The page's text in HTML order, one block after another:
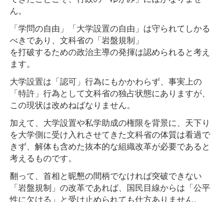
ん。
「学問の自由」「大学設置の自由」は守られてしかる
べきであり、文科省の「岩盤規制」
を打破するための政治主導の発揮は認められると考え
ます。
大学設置は「認可」行為にもかかわらず、事実上の
「特許」行為として文科省の独占状態にありますが、
この現状は改めねばなりません。
加えて、大学設置や私学助成の権限を背景に、天下り
を大学側に受け入れさせてきた文科省の体質は看過で
きず、解体も含めた抜本的な組織改革が必要であると
考えるものです。
翻って、首相と昵懇の間柄でなければ突破できない
「岩盤規制」の改革であれば、国民目線からは「公平
性に欠ける」と受け止められても仕方ありません。